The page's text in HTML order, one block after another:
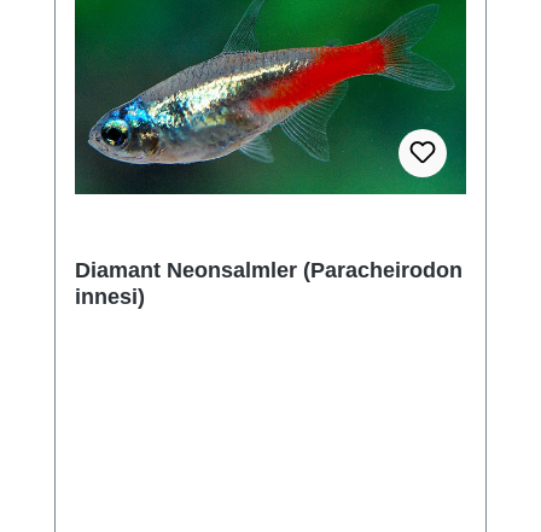
Diamant Neonsalmler (Paracheirodon
innesi)